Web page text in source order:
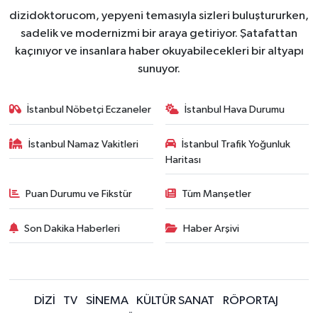
dizidoktorucom, yepyeni temasıyla sizleri buluştururken,
sadelik ve modernizmi bir araya getiriyor. Şatafattan
kaçınıyor ve insanlara haber okuyabilecekleri bir altyapı
sunuyor.
İstanbul Nöbetçi Eczaneler İstanbul Hava Durumu
İstanbul Namaz Vakitleri
İstanbul Trafik Yoğunluk
Haritası
Puan Durumu ve Fikstür Tüm Manşetler
Son Dakika Haberleri Haber Arşivi
DİZİ TV SİNEMA KÜLTÜR SANAT
RÖPORTAJ